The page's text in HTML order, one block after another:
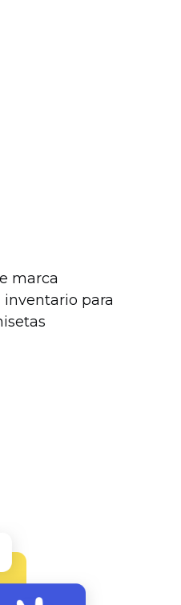
marca
inventario para